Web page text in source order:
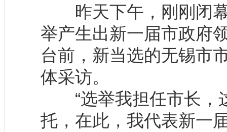
昨天下午，刚刚闭幕
举产生出新一届市政府
台前，新当选的无锡市
体采访。
“选举我担任市长，
托，在此，我代表新一